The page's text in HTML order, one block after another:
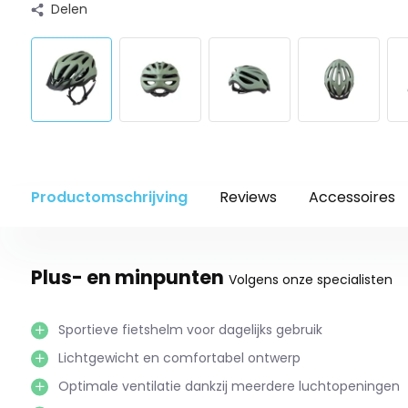
Delen
Productomschrijving Reviews Accessoires
Plus- en minpunten Volgens onze specialisten
Sportieve fietshelm voor dagelijks gebruik
Lichtgewicht en comfortabel ontwerp
Optimale ventilatie dankzij meerdere luchtopeningen